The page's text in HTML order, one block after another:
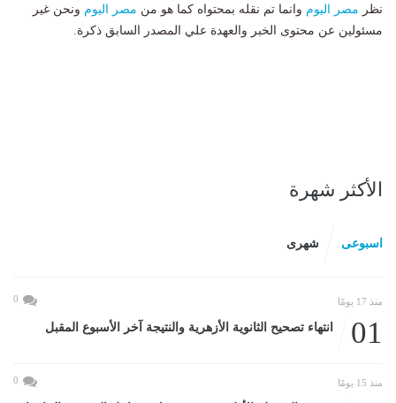
نظر مصر اليوم وانما تم نقله بمحتواه كما هو من مصر اليوم ونحن غير
مسئولين عن محتوى الخبر والعهدة علي المصدر السابق ذكرة.
الأكثر شهرة
اسبوعى شهرى
منذ 17 يومًا 0
01 انتهاء تصحيح الثانوية الأزهرية والنتيجة آخر الأسبوع المقبل
منذ 15 يومًا 0